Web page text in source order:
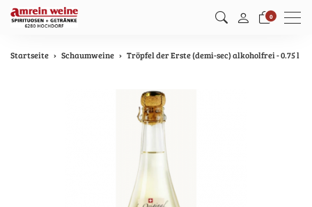
0 Menu
Startseite Schaumweine Tröpfel der Erste (demi-sec) alkoholfrei - 0.75 l